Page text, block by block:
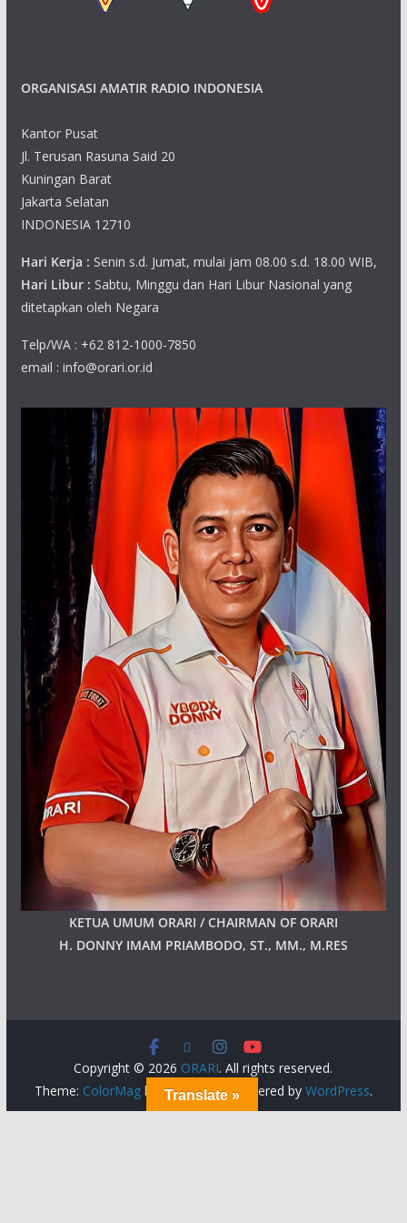
ORGANISASI AMATIR RADIO INDONESIA
Kantor Pusat
Jl. Terusan Rasuna Said 20
Kuningan Barat
Jakarta Selatan
INDONESIA 12710
Hari Kerja : Senin s.d. Jumat, mulai jam 08.00 s.d. 18.00 WIB,
Hari Libur : Sabtu, Minggu dan Hari Libur Nasional yang
ditetapkan oleh Negara
Telp/WA : +62 812-1000-7850
email : info@orari.or.id
KETUA UMUM ORARI / CHAIRMAN OF ORARI
H. DONNY IMAM PRIAMBODO, ST., MM., M.RES
Copyright © 2026 ORARI. All rights reserved.
Theme: ColorMagby ThemeGrill. Powered by WordPress.
Translate »